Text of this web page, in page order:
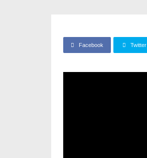
Facebook Twitter